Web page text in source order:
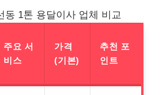
동 1톤 용달이사 업체 비교
주요 서
비스
가격
(기본)
추천 포
인트